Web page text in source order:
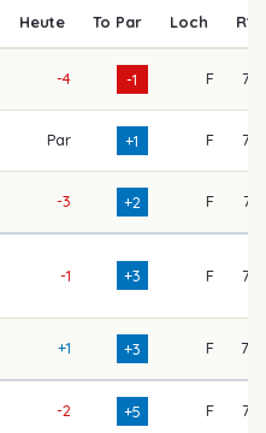
Heute To Par Loch R1
-4 -1 F 77
Par +1 F 73
-3 +2 F 71
-1 +3 F 75
+1 +3 F 79
-2 +5 F 75